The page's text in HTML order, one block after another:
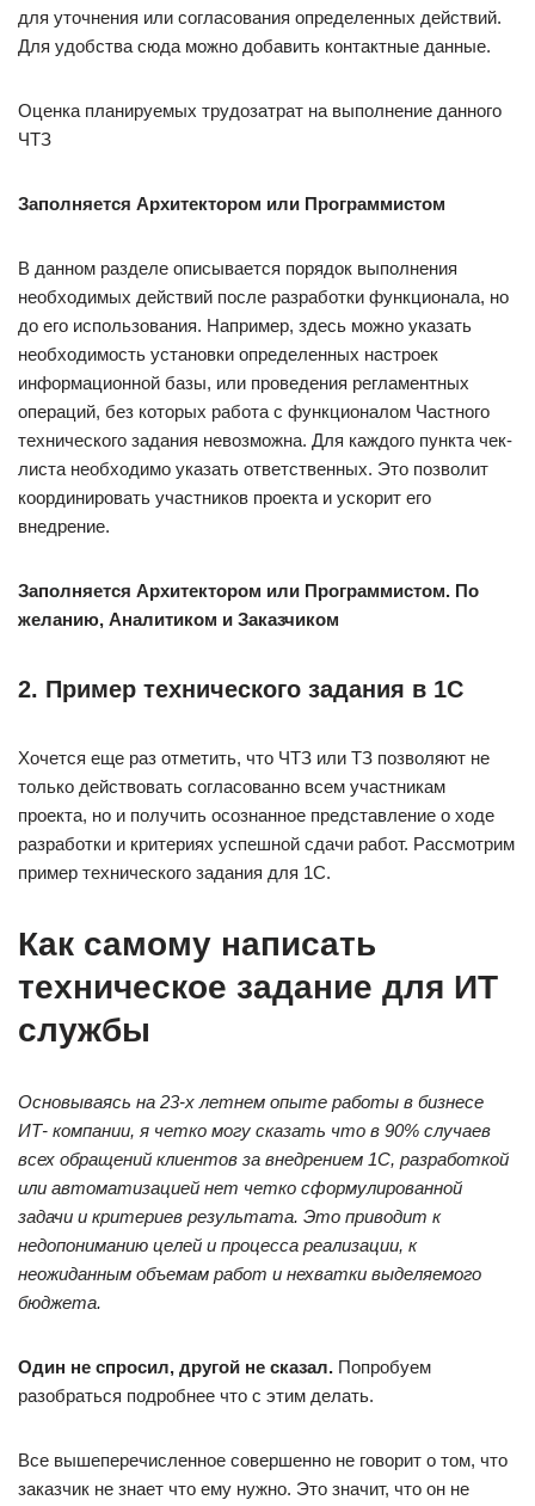
для уточнения или согласования определенных действий.
Для удобства сюда можно добавить контактные данные.
Оценка планируемых трудозатрат на выполнение данного
ЧТЗ
Заполняется Архитектором или Программистом
В данном разделе описывается порядок выполнения
необходимых действий после разработки функционала, но
до его использования. Например, здесь можно указать
необходимость установки определенных настроек
информационной базы, или проведения регламентных
операций, без которых работа с функционалом Частного
технического задания невозможна. Для каждого пункта чек-
листа необходимо указать ответственных. Это позволит
координировать участников проекта и ускорит его
внедрение.
Заполняется Архитектором или Программистом. По
желанию, Аналитиком и Заказчиком
2. Пример технического задания в 1С
Хочется еще раз отметить, что ЧТЗ или ТЗ позволяют не
только действовать согласованно всем участникам
проекта, но и получить осознанное представление о ходе
разработки и критериях успешной сдачи работ. Рассмотрим
пример технического задания для 1С.
Как самому написать
техническое задание для ИТ
службы
Основываясь на 23-х летнем опыте работы в бизнесе
ИТ- компании, я четко могу сказать что в 90% случаев
всех обращений клиентов за внедрением 1С, разработкой
или автоматизацией нет четко сформулированной
задачи и критериев результата. Это приводит к
недопониманию целей и процесса реализации, к
неожиданным объемам работ и нехватки выделяемого
бюджета.
Один не спросил, другой не сказал. Попробуем
разобраться подробнее что с этим делать.
Все вышеперечисленное совершенно не говорит о том, что
заказчик не знает что ему нужно. Это значит, что он не